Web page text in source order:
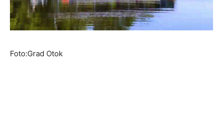
Foto:Grad Otok